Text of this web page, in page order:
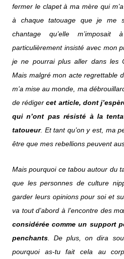
fermer le clapet à ma mère qui
à chaque tatouage que je me
chantage qu’elle
particulièrement insisté avec mon
je ne pourrai plus aller dans les
Mais malgré mon acte regrettable
m’a mise au monde, ma
de rédigercet article, dont
qui n’ont pas résisté à la
tatoueur. Et tant qu’on y est, ma
être que mes rebellions peuvent
Mais pourquoi ce tabou autour du
que les personnes de culture
garder leurs opinions pour soi et
va tout d’abord à l’encontre des
considérée comme un support
penchants . De plus, on dira
pourquoi as-tu fait cela au